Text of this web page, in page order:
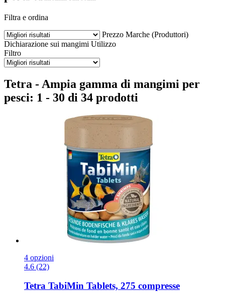
Filtra e ordina
Prezzo Marche (Produttori)
Dichiarazione sui mangimi Utilizzo
Filtro
Tetra - Ampia gamma di mangimi per
pesci: 1 - 30 di 34 prodotti
4 opzioni
4.6 (22)
Tetra TabiMin Tablets, 275 compresse